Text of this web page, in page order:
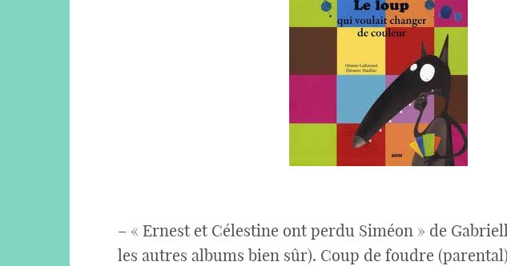
– « Ernest et Célestine ont perdu Siméon » de
les autres albums bien sûr). Coup de foudre